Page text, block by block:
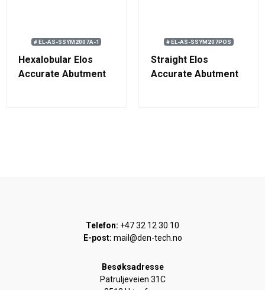
# EL-AS-SSYM2007A-1
Hexalobular Elos
Accurate Abutment
# EL-AS-SSYM207POS
Straight Elos
Accurate Abutment
Telefon: +47 32 12 30 10
E-post: mail@den-tech.no
Besøksadresse
Patruljeveien 31C